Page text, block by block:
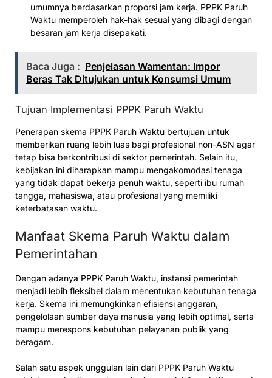
umumnya berdasarkan proporsi jam kerja. PPPK Paruh
Waktu memperoleh hak-hak sesuai yang dibagi dengan
besaran jam kerja disepakati.
Baca Juga : Penjelasan Wamentan: Impor
Beras Tak Ditujukan untuk Konsumsi Umum
Tujuan Implementasi PPPK Paruh Waktu
Penerapan skema PPPK Paruh Waktu bertujuan untuk
memberikan ruang lebih luas bagi profesional non-ASN agar
tetap bisa berkontribusi di sektor pemerintah. Selain itu,
kebijakan ini diharapkan mampu mengakomodasi tenaga
yang tidak dapat bekerja penuh waktu, seperti ibu rumah
tangga, mahasiswa, atau profesional yang memiliki
keterbatasan waktu.
Manfaat Skema Paruh Waktu dalam
Pemerintahan
Dengan adanya PPPK Paruh Waktu, instansi pemerintah
menjadi lebih fleksibel dalam menentukan kebutuhan tenaga
kerja. Skema ini memungkinkan efisiensi anggaran,
pengelolaan sumber daya manusia yang lebih optimal, serta
mampu merespons kebutuhan pelayanan publik yang
beragam.
Salah satu aspek unggulan lain dari PPPK Paruh Waktu